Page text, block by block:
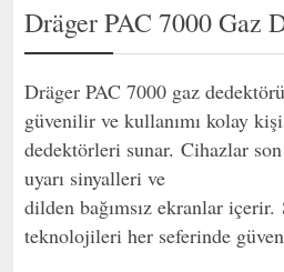
Dräger PAC 7000 Gaz
Dräger PAC 7000 gaz
güvenilir ve kullanımı kolay
dedektörleri sunar. Cihazlar
uyarı sinyalleri ve
dilden bağımsız ekranlar içerir.
teknolojileri her seferinde